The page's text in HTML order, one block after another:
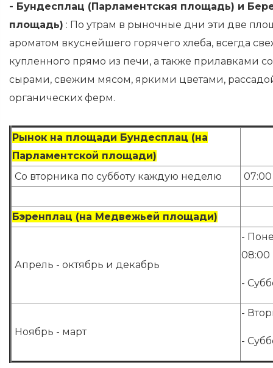
- Бундесплац (Парламентская площадь) и
площадь) : По утрам в рыночные дни эти две
ароматом вкуснейшего горячего хлеба, всегда
купленного прямо из печи, а также прилавками
сырами, свежим мясом, яркими цветами,
органических ферм.
Рынок на площади Бундесплац (на
Парламентской площади)
Со вторника по субботу каждую неделю
07:00
Бэренплац (на Медвежьей площади)
Апрель - октябрь и декабрь
-
08:00
-
Ноябрь - март
-
-